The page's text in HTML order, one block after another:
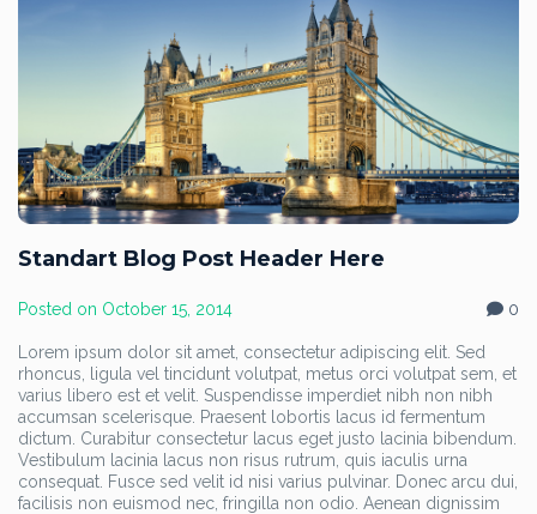
Standart Blog Post Header Here
Posted on October 15, 2014 0
Lorem ipsum dolor sit amet, consectetur adipiscing elit. Sed
rhoncus, ligula vel tincidunt volutpat, metus orci volutpat sem, et
varius libero est et velit. Suspendisse imperdiet nibh non nibh
accumsan scelerisque. Praesent lobortis lacus id fermentum
dictum. Curabitur consectetur lacus eget justo lacinia bibendum.
Vestibulum lacinia lacus non risus rutrum, quis iaculis urna
consequat. Fusce sed velit id nisi varius pulvinar. Donec arcu dui,
facilisis non euismod nec, fringilla non odio. Aenean dignissim